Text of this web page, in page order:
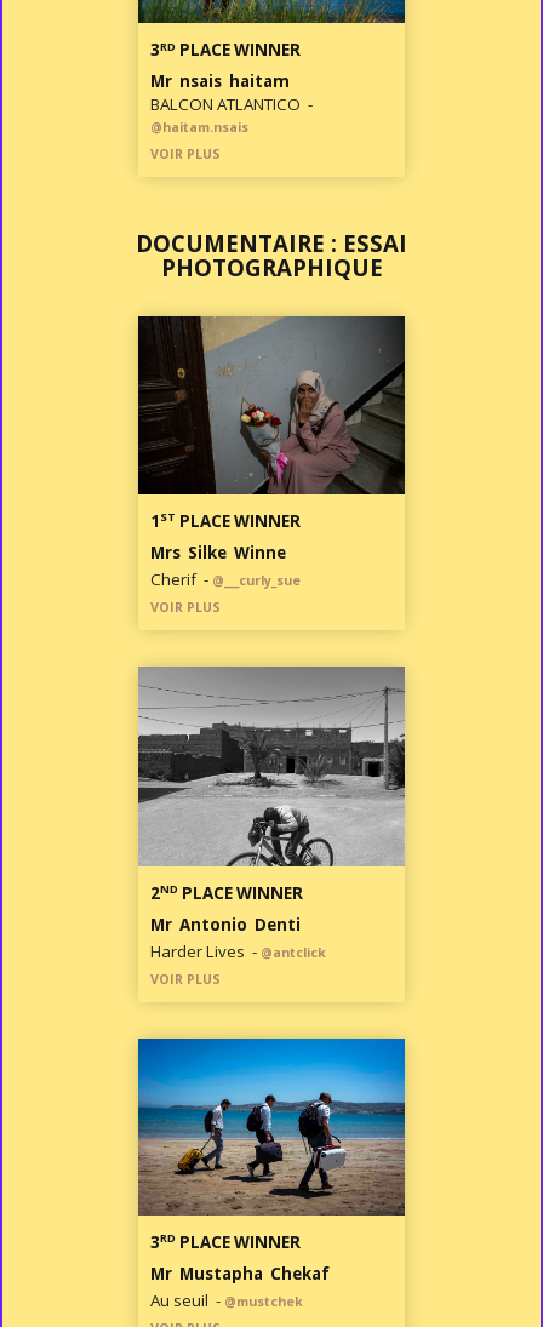
3RD PLACE WINNER
Mr nsais haitam
BALCON ATLANTICO -
@haitam.nsais
VOIR PLUS
DOCUMENTAIRE : ESSAI
PHOTOGRAPHIQUE
1 ST PLACE WINNER
Mrs Silke Winne
Cherif - @___curly_sue
VOIR PLUS
2ND PLACE WINNER
Mr Antonio Denti
Harder Lives - @antclick
VOIR PLUS
3RD PLACE WINNER
Mr Mustapha Chekaf
Au seuil - @mustchek